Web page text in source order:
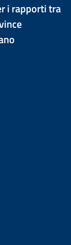
i rapporti tra